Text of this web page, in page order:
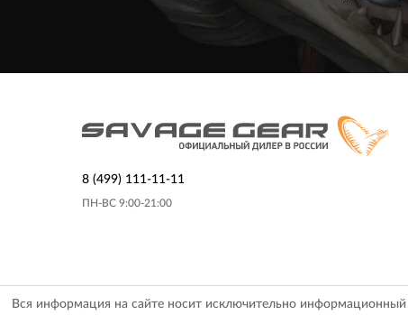
8 (499) 111-11-11
ПН-ВС 9:00-21:00
Вся информация на сайте носит исключительно